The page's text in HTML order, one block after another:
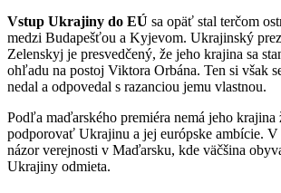
Vstup Ukrajiny do EÚ sa opäť stal terčom
medzi Budapešťou a Kyjevom. Ukrajinský
Zelenskyj je presvedčený, že jeho krajina sa
ohľadu na postoj Viktora Orbána. Ten si však
nedal a odpovedal s razanciou jemu vlastnou.
Podľa maďarského premiéra nemá jeho
podporovať Ukrajinu a jej európske ambície. V
názor verejnosti v Maďarsku, kde väčšina
Ukrajiny odmieta.